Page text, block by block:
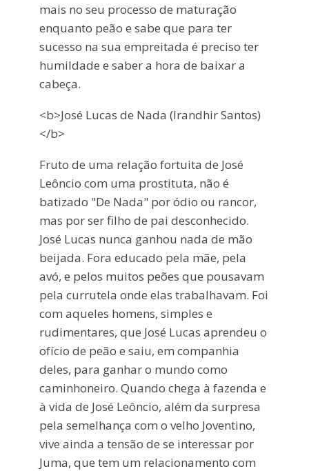
mais no seu processo de maturação
enquanto peão e sabe que para ter
sucesso na sua empreitada é preciso ter
humildade e saber a hora de baixar a
cabeça.
<b>José Lucas de Nada (Irandhir Santos)
</b>
Fruto de uma relação fortuita de José
Leôncio com uma prostituta, não é
batizado "De Nada" por ódio ou rancor,
mas por ser filho de pai desconhecido.
José Lucas nunca ganhou nada de mão
beijada. Fora educado pela mãe, pela
avó, e pelos muitos peões que pousavam
pela currutela onde elas trabalhavam. Foi
com aqueles homens, simples e
rudimentares, que José Lucas aprendeu o
ofício de peão e saiu, em companhia
deles, para ganhar o mundo como
caminhoneiro. Quando chega à fazenda e
à vida de José Leôncio, além da surpresa
pela semelhança com o velho Joventino,
vive ainda a tensão de se interessar por
Juma, que tem um relacionamento com